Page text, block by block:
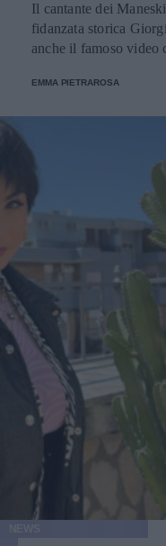
Il cantante dei
fidanzata storica
anche il famoso video
EMMA PIETRAROSA